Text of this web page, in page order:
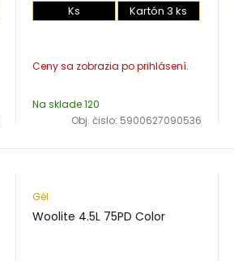
Ks Kartón 3 ks
Na sklade 120
Obj. čislo: 5900627090536
Gél
Woolite 4.5L 75PD Color